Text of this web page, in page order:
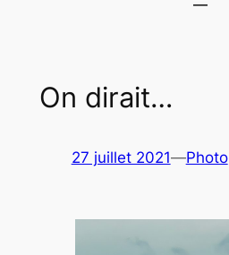
On dirait…
27 juillet 2021—Photo